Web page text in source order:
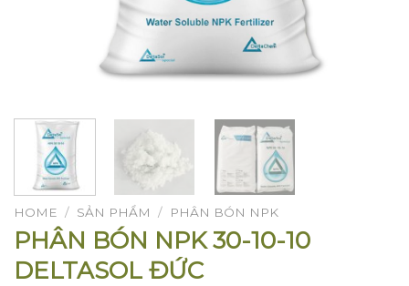
HOME / SẢN PHẨM / PHÂN BÓN NPK
PHÂN BÓN NPK 30-10-10
DELTASOL ĐỨC